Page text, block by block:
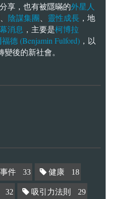
享，也有被隱暪的外星人
陰謀集團 靈性成長 ，地
消息 ，主要是柯博拉
德 (Benjamin Fulford) ，以
變後的新社會。
事件 33 健康 18
32 吸引力法則 29